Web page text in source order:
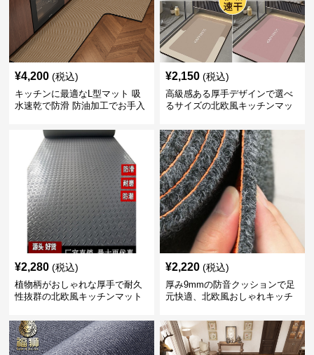
¥4,200 (税込)
キッチンに最適なL型マット 吸
水速乾で防滑 防油加工でお手入
¥2,150 (税込)
高級感ある厚手デザインで選べ
るサイズの北欧風キッチンマッ
¥2,280 (税込)
植物柄がおしゃれな厚手で耐久
性抜群の北欧風キッチンマット
¥2,220 (税込)
厚み9mmの防音クッションで足
元快適、北欧風おしゃれキッチ